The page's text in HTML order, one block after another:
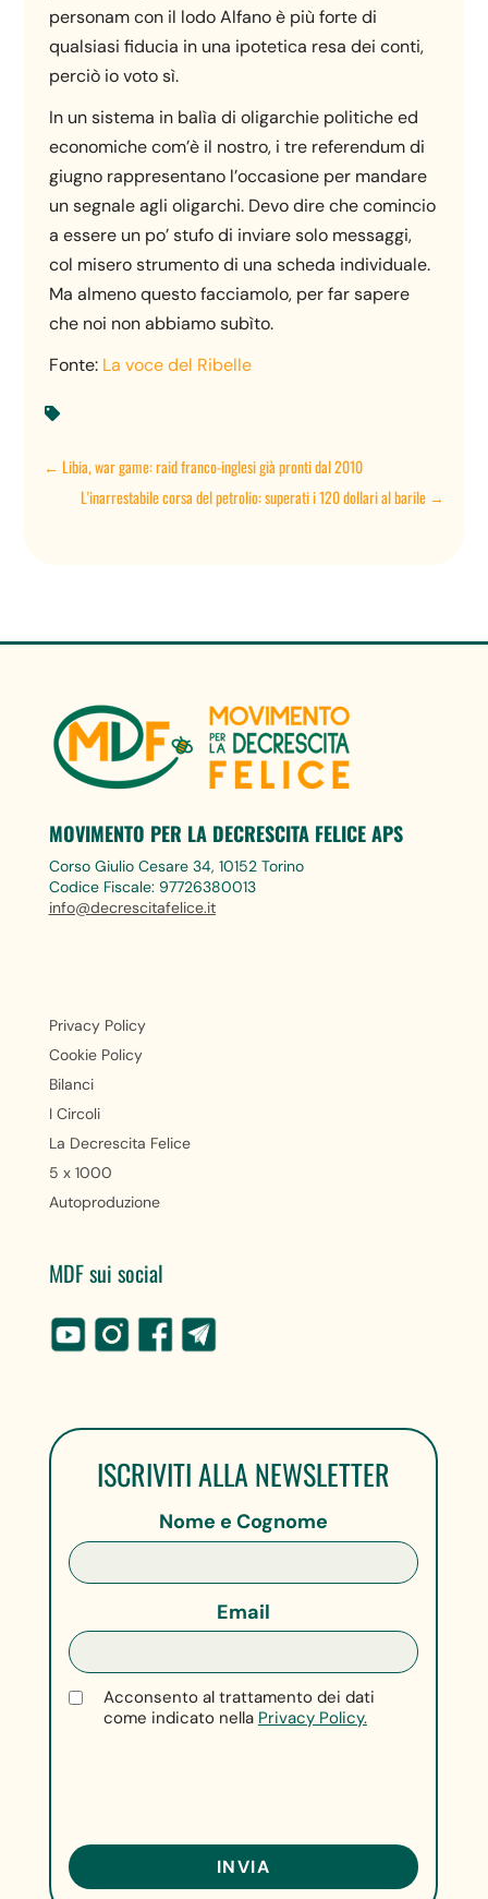
personam con il lodo Alfano è più forte di
qualsiasi fiducia in una ipotetica resa dei conti,
perciò io voto sì.
In un sistema in balìa di oligarchie politiche ed
economiche com’è il nostro, i tre referendum di
giugno rappresentano l’occasione per mandare
un segnale agli oligarchi. Devo dire che comincio
a essere un po’ stufo di inviare solo messaggi,
col misero strumento di una scheda individuale.
Ma almeno questo facciamolo, per far sapere
che noi non abbiamo subìto.
Fonte: La voce del Ribelle

←Libia, war game: raid franco-inglesi già pronti dal 2010
L'inarrestabile corsa del petrolio: superati i 120 dollari al barile→
MOVIMENTO PER LA DECRESCITA FELICE APS
Corso Giulio Cesare 34, 10152 Torino
Codice Fiscale: 97726380013
info@decrescitafelice.it
Privacy Policy
Cookie Policy
Bilanci
I Circoli
La Decrescita Felice
5 x 1000
Autoproduzione
MDF sui social
ISCRIVITI ALLA NEWSLETTER
Nome e Cognome
Email
Acconsento al trattamento dei dati
come indicato nella Privacy Policy.